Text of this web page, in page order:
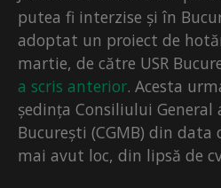
putea fi interzise și în
adoptat un proiect de
martie, de către USR
a scris anterior. Acesta
ședința Consiliului
București (CGMB) din
mai avut loc, din lipsă de